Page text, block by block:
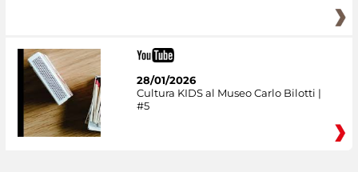
28/01/2026
Cultura KIDS al Museo Carlo Bilotti |
#5